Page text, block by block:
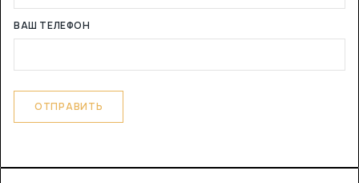
ВАШ ТЕЛЕФОН